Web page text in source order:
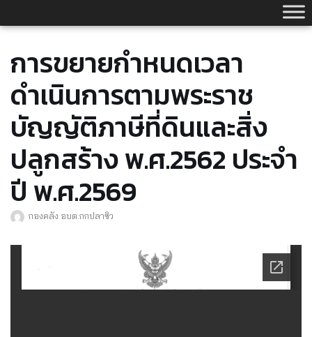
to
การขยายกำหนดเวลา
ดำเนินการตามพระราช
บัญญัติภาษีที่ดินและสิ่ง
ปลูกสร้าง พ.ศ.2562 ประจำ
ปี พ.ศ.2569
กองคลัง อบต.กกปลาซิว